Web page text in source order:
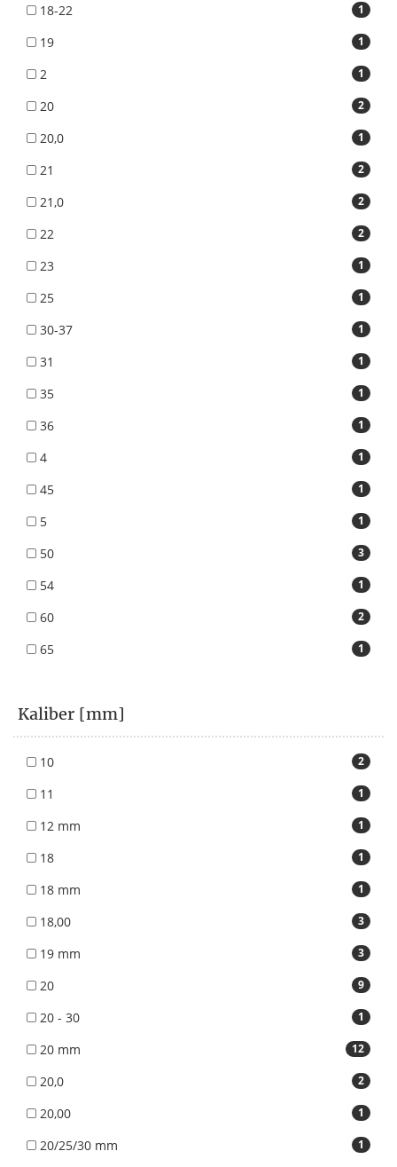
1
18-22
1
19
1
2
2
20
1
20,0
2
21
2
21,0
2
22
1
23
1
25
1
30-37
1
31
1
35
1
36
1
4
1
45
1
5
3
50
1
54
2
60
1
65
Kaliber [mm]
2
10
1
11
1
12 mm
1
18
1
18 mm
3
18,00
3
19 mm
9
20
1
20 - 30
12
20 mm
2
20,0
1
20,00
1
20/25/30 mm